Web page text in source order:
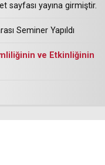
sayfası yayına girmiştir.
Seminer Yapıldı
ve Etkinliğinin